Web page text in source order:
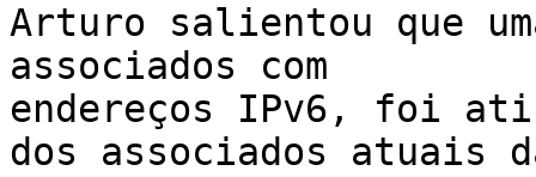
Arturo salientou que
associados com
endereços IPv6, foi
dos associados atuais